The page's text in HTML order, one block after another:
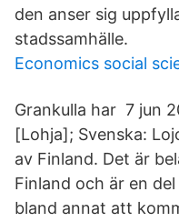
den anser sig
stadssamhälle.
Economics social
Grankulla har 7 jun
[Lohja]; Svenska:
av Finland. Det är
Finland och är en
bland annat att